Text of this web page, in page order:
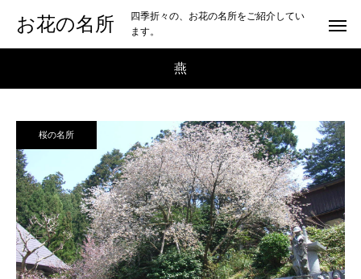
お花の名所
四季折々の、お花の名所をご紹介してい
ます。
燕
桜の名所